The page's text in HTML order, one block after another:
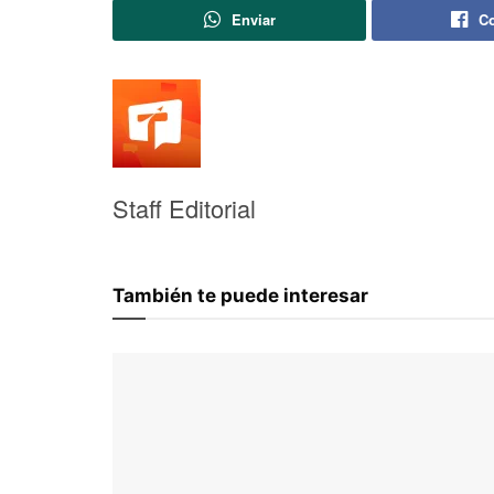
Enviar
Staff Editorial
También te puede interesar